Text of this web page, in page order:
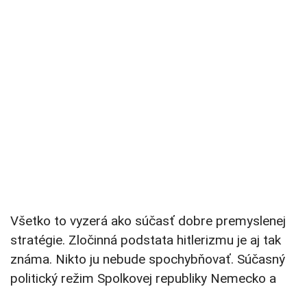
Všetko to vyzerá ako súčasť dobre premyslenej
stratégie. Zločinná podstata hitlerizmu je aj tak
známa. Nikto ju nebude spochybňovať. Súčasný
politický režim Spolkovej republiky Nemecko a